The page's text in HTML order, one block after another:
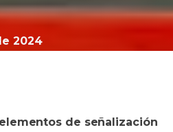
2024
de señalización